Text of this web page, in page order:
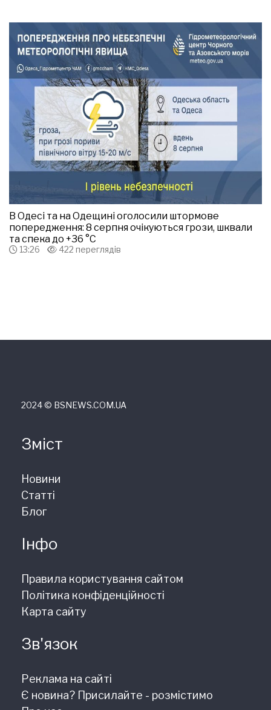
В Одесі та на Одещині оголосили штормове
попередження: 8 серпня очікуються грози, шквали
та спека до +36 °С
13:26 422 переглядів
2024 © ВSNEWS.COM.UA
Зміст
Новини
Статті
Блог
Інфо
Правила користування сайтом
Політика конфіденційності
Карта сайту
Зв'язок
Реклама на сайті
Є новина? Присилайте - розмістимо